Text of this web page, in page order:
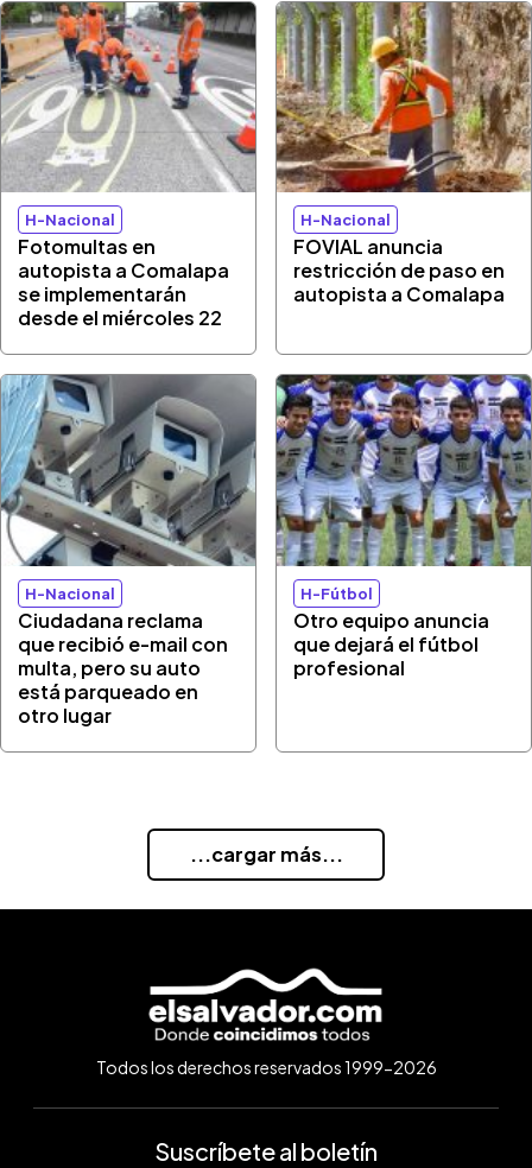
H-Nacional
Fotomultas en
autopista a Comalapa
se implementarán
desde el miércoles 22
H-Nacional
FOVIAL anuncia
restricción de paso en
autopista a Comalapa
H-Nacional
Ciudadana reclama
que recibió e-mail con
multa, pero su auto
está parqueado en
otro lugar
H-Fútbol
Otro equipo anuncia
que dejará el fútbol
profesional
...cargar más...
Todos los derechos reservados 1999-2026
Suscríbete al boletín